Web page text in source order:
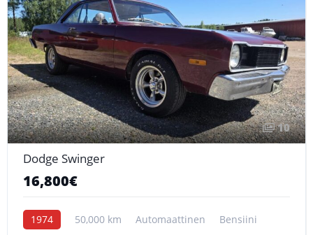
10
Dodge Swinger
16,800€
1974 50,000 km Automaattinen Bensiini